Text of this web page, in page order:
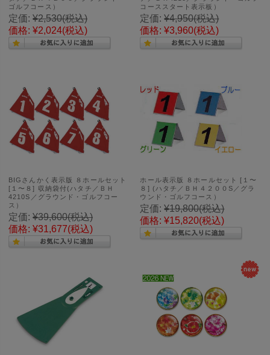
ゴルフコース）
定価: ¥2,530(税込)
価格: ¥2,024(税込)
コーススタート表示板）
定価: ¥4,950(税込)
価格: ¥3,960(税込)
BIGさんかく表示版 ８ホールセット
[１〜８] 収納袋付(ハタチ／ＢＨ
4210S／グラウンド・ゴルフコー
ス）
定価: ¥39,600(税込)
価格: ¥31,677(税込)
ホール表示版 ８ホールセット [１〜
８] (ハタチ／ＢＨ４２００S／グラ
ウンド・ゴルフコース）
定価: ¥19,800(税込)
価格: ¥15,820(税込)